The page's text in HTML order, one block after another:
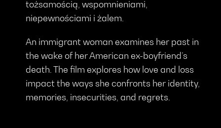
tożsamością, wspomnieniami,
niepewnościami i żalem.
An immigrant woman examines her past in
the wake of her American ex-boyfriend’s
death. The film explores how love and loss
impact the ways she confronts her identity,
memories, insecurities, and regrets.